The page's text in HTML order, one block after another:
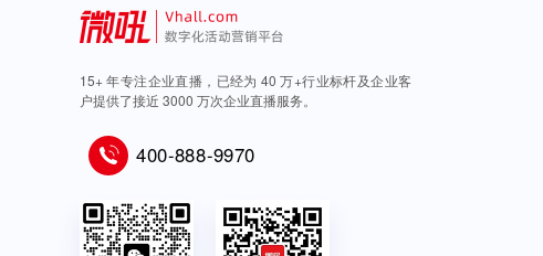
15+ 年专注企业直播，已经为 40 万+行业标杆及企业客
户提供了接近 3000 万次企业直播服务。
400-888-9970